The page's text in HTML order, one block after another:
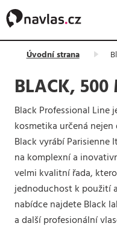
Úvodní strana
BLACK, 500
Black Professional Line
kosmetika určená
Black vyrábí Parisienne
na komplexní a
velmi kvalitní řada,
jednoduchost k použití
nabídce najdete Black
a další profesionální